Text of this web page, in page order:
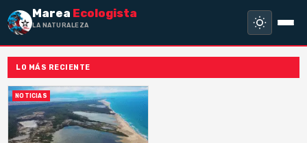
Marea Ecologista
LA NATURALEZA NO
LO MÁS RECIENTE
NOTICIAS